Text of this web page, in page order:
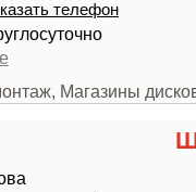
телефон
Магазины